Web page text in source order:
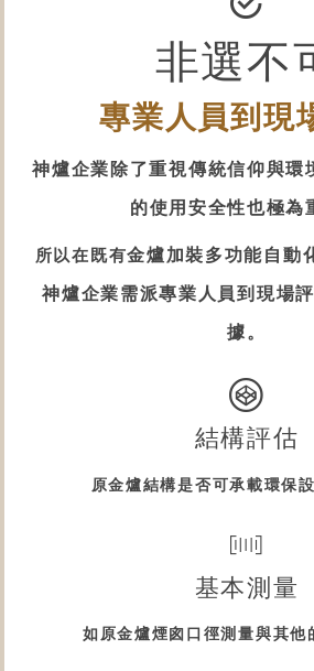
非選不
專業人員到現
神爐企業除了重視傳統信仰與環
的使用安全性也極為
所以在既有金爐加裝多功能自動
神爐企業需派專業人員到現場
據。
結構評估
原金爐結構是否可承載環保
基本測量
如原金爐煙囪口徑測量與其他